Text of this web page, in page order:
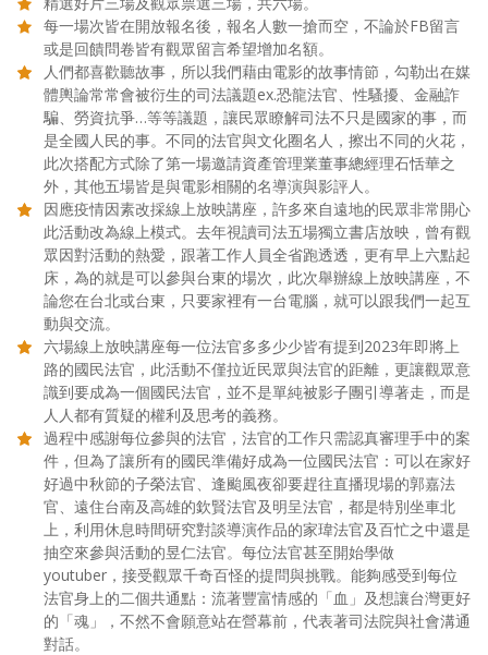
每一場次皆在開放報名後，報名人數一搶而空，不論於FB留言
或是回饋問卷皆有觀眾留言希望增加名額。
人們都喜歡聽故事，所以我們藉由電影的故事情節，勾勒出在媒
體輿論常常會被衍生的司法議題ex.恐龍法官、性騷擾、金融詐
騙、勞資抗爭…等等議題，讓民眾瞭解司法不只是國家的事，而
是全國人民的事。不同的法官與文化圈名人，擦出不同的火花，
此次搭配方式除了第一場邀請資產管理業董事總經理石恬華之
外，其他五場皆是與電影相關的名導演與影評人。
因應疫情因素改採線上放映講座，許多來自遠地的民眾非常開心
此活動改為線上模式。去年視讀司法五場獨立書店放映，曾有觀
眾因對活動的熱愛，跟著工作人員全省跑透透，更有早上六點起
床，為的就是可以參與台東的場次，此次舉辦線上放映講座，不
論您在台北或台東，只要家裡有一台電腦，就可以跟我們一起互
動與交流。
六場線上放映講座每一位法官多多少少皆有提到2023年即將上
路的國民法官，此活動不僅拉近民眾與法官的距離，更讓觀眾意
識到要成為一個國民法官，並不是單純被影子團引導著走，而是
人人都有質疑的權利及思考的義務。
過程中感謝每位參與的法官，法官的工作只需認真審理手中的案
件，但為了讓所有的國民準備好成為一位國民法官：可以在家好
好過中秋節的子榮法官、逢颱風夜卻要趕往直播現場的郭嘉法
官、遠住台南及高雄的欽賢法官及明呈法官，都是特別坐車北
上，利用休息時間研究對談導演作品的家瑋法官及百忙之中還是
抽空來參與活動的昱仁法官。每位法官甚至開始學做
youtuber，接受觀眾千奇百怪的提問與挑戰。能夠感受到每位
法官身上的二個共通點：流著豐富情感的「血」及想讓台灣更好
的「魂」，不然不會願意站在營幕前，代表著司法院與社會溝通
對話。